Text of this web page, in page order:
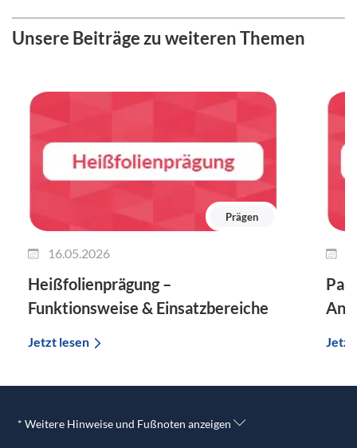
Unsere Beiträge zu weiteren Themen
Prägen
16.05.2026
Heißfolienprägung –
Funktionsweise & Einsatzbereiche
Jetzt lesen
* Weitere Hinweise und Fußnoten anzeigen